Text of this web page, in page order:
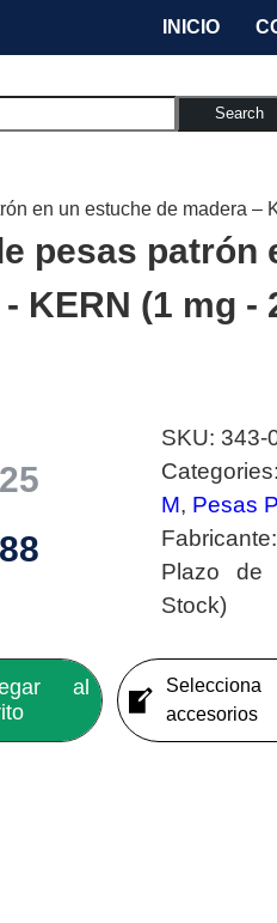
INICIO
Search
en un estuche de madera –
pesas patrón
KERN (1 mg -
SKU: 343-
Categories:
M, Pesas
Fabricante:
Plazo de
Stock)
al
accesorios